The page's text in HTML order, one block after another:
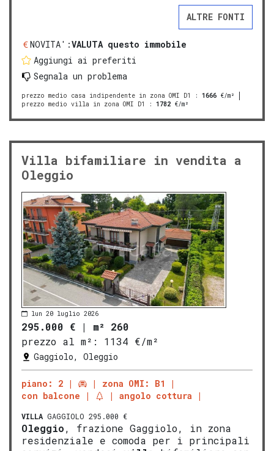
ALTRE FONTI
NOVITA':VALUTA questo immobile
Aggiungi ai preferiti
Segnala un problema
prezzo medio casa indipendente in zona OMI D1 : 1666 €/m²
prezzo medio villa in zona OMI D1
: 1782 €/m²
Villa bifamiliare in vendita a
Oleggio
lun 20 luglio 2026
295.000 € | m² 260
prezzo al m²:
1134 €/m²
Gaggiolo, Oleggio
piano: 2
zona OMI: B1
con balcone
angolo cottura
VILLA GAGGIOLO 295.000 €
Oleggio, frazione Gaggiolo, in zona
residenziale e comoda per i principali